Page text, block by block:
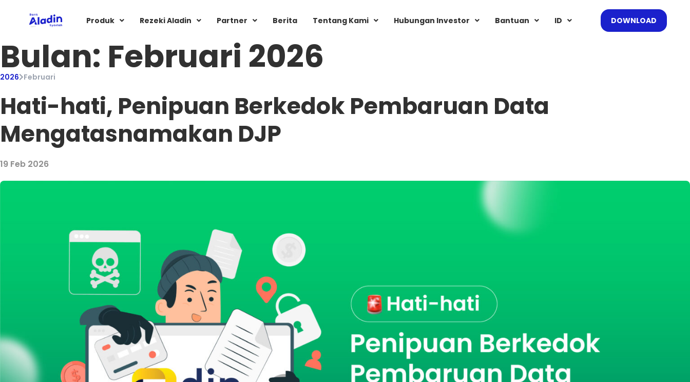
Produk Rezeki Aladin Partner Berita Tentang Kami Hubungan Investor Bantuan ID DOWNLOAD
Bulan: Februari 2026
2026 Februari
Hati-hati, Penipuan Berkedok Pembaruan Data
Mengatasnamakan DJP
19 Feb 2026